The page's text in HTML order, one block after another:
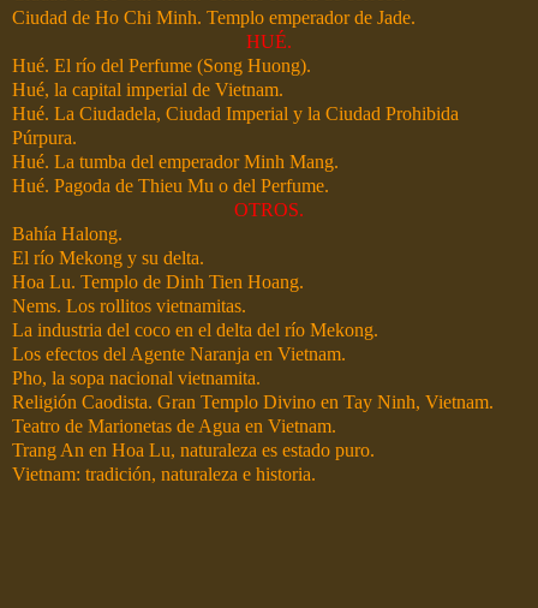
Ciudad de Ho Chi Minh. Templo emperador de Jade.
HUÉ.
Hué. El río del Perfume (Song Huong).
Hué, la capital imperial de Vietnam.
Hué. La Ciudadela, Ciudad Imperial y la Ciudad Prohibida
Púrpura.
Hué. La tumba del emperador Minh Mang.
Hué. Pagoda de Thieu Mu o del Perfume.
OTROS.
Bahía Halong.
El río Mekong y su delta.
Hoa Lu. Templo de Dinh Tien Hoang.
Nems. Los rollitos vietnamitas.
La industria del coco en el delta del río Mekong.
Los efectos del Agente Naranja en Vietnam.
Pho, la sopa nacional vietnamita.
Religión Caodista. Gran Templo Divino en Tay Ninh, Vietnam.
Teatro de Marionetas de Agua en Vietnam.
Trang An en Hoa Lu, naturaleza es estado puro.
Vietnam: tradición, naturaleza e historia.